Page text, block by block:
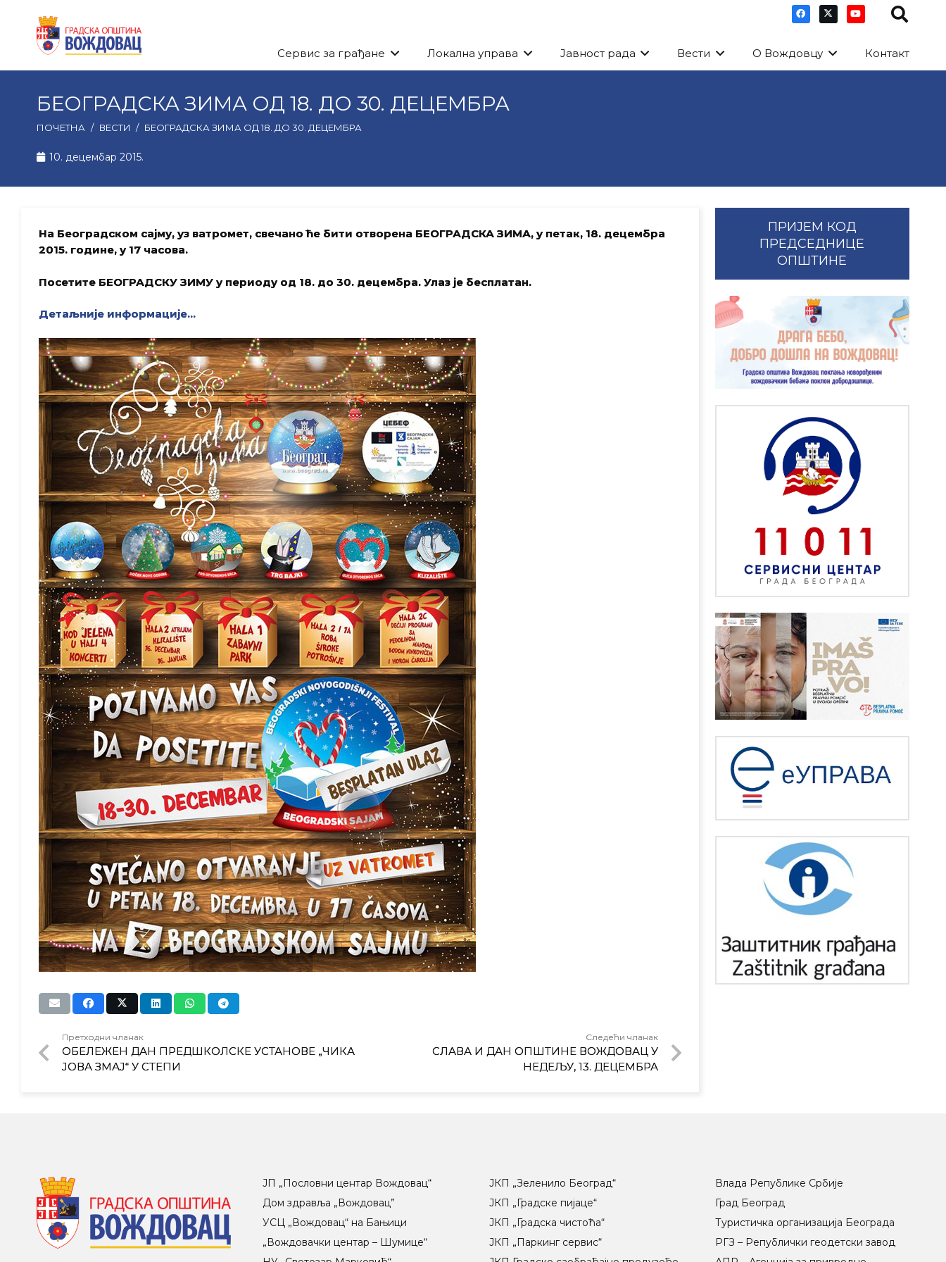
Сервис за грађане Локална управа Јавност рада Вести О Вождовцу Контакт
БЕОГРАДСКА ЗИМА ОД 18. ДО 30. ДЕЦЕМБРА
ПОЧЕТНА / ВЕСТИ / БЕОГРАДСКА ЗИМА ОД 18. ДО 30. ДЕЦЕМБРА
10. децембар 2015.
На Београдском сајму, уз ватромет, свечано ће бити отворена БЕОГРАДСКА ЗИМА, у петак, 18. децембра
2015. године, у 17 часова.
Посетите БЕОГРАДСКУ ЗИМУ у периоду од 18. до 30. децембра. Улаз је бесплатан.
Детаљније информације…
Претходни чланак
ОБЕЛЕЖЕН ДАН ПРЕДШКОЛСКЕ УСТАНОВЕ „ЧИКА
ЈОВА ЗМАЈ“ У СТЕПИ
Следећи чланак
СЛАВА И ДАН ОПШТИНЕ ВОЖДОВАЦ У
НЕДЕЉУ, 13. ДЕЦЕМБРА
ПРИЈЕМ КОД
ПРЕДСЕДНИЦЕ
ОПШТИНЕ
ЈП „Пословни центар Вождовац“
Дом здравља „Вождовац”
УСЦ „Вождовац“ на Бањици
„Вождовачки центар – Шумице“
ЈКП „Зеленило Београд“
ЈКП „Градске пијаце“
ЈКП „Градска чистоћа“
ЈКП „Паркинг сервис“
Влада Републике Србије
Град Београд
Туристичка организација Београда
РГЗ – Републички геодетски завод